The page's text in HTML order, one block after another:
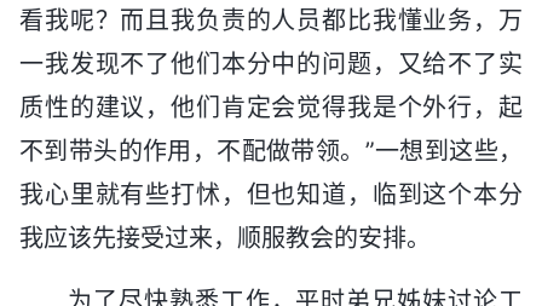
看我呢？而且我负责的人员都比我懂业务，万
一我发现不了他们本分中的问题，又给不了实
质性的建议，他们肯定会觉得我是个外行，起
不到带头的作用，不配做带领。”一想到这些，
我心里就有些打怵，但也知道，临到这个本分
我应该先接受过来，顺服教会的安排。